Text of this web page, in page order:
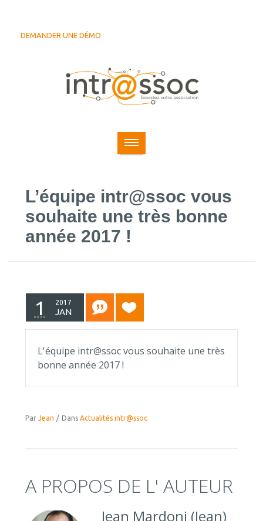
DEMANDER UNE DÉMO
L’équipe intr@ssoc vous
souhaite une très bonne
année 2017 !
1 2017
JAN
L'équipe intr@ssoc vous souhaite une très
bonne année 2017 !
ParJean / DansActualités intr@ssoc
A PROPOS DE L' AUTEUR
Jean Mardoni (Jean)